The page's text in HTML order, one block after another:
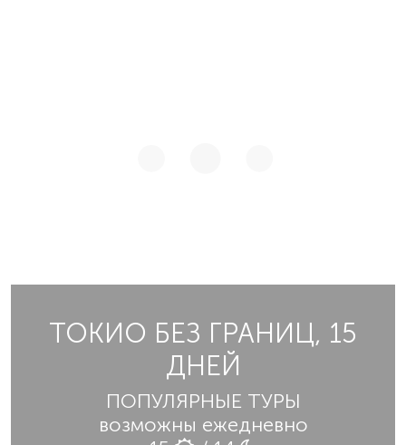
ТОКИО БЕЗ ГРАНИЦ, 15
ДНЕЙ
ПОПУЛЯРНЫЕ ТУРЫ
возможны ежедневно